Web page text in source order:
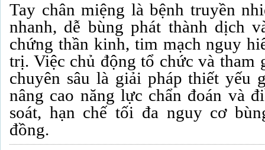
Tay chân miệng là bệnh truyền
nhanh, dễ bùng phát thành dịch
chứng thần kinh, tim mạch nguy
trị. Việc chủ động tổ chức và tham
chuyên sâu là giải pháp thiết yếu
nâng cao năng lực chẩn đoán và
soát, hạn chế tối đa nguy cơ
đồng.